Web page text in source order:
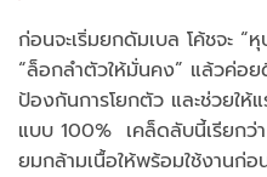
ก่อนจะเริ่มยกดัมเบล โค้ชจะ
“ล็อกลำตัวให้มั่นคง” แล้วค่
ป้องกันการโยกตัว และช่วยให้
แบบ 100% เคล็ดลับนี้เรียกว่
ยมกล้ามเนื้อให้พร้อมใช้งานก่อ